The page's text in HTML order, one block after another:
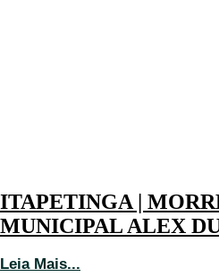
ITAPETINGA |
MUNICIPAL ALEX
Leia Mais...